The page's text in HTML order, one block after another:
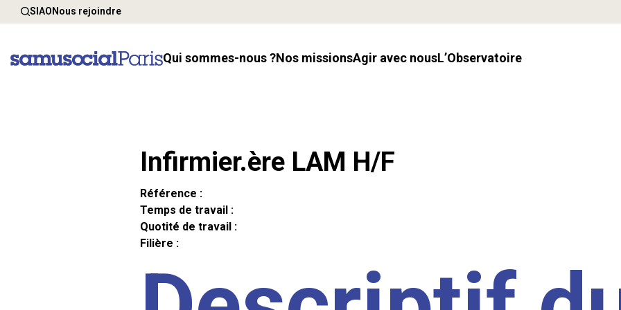
SIAONous rejoindre
Qui sommes-nous ? Nos missions Agir avec nous l’Observatoire
Infirmier.ère LAM H/F
Référence :
Temps de travail :
Quotité de travail :
Filière :